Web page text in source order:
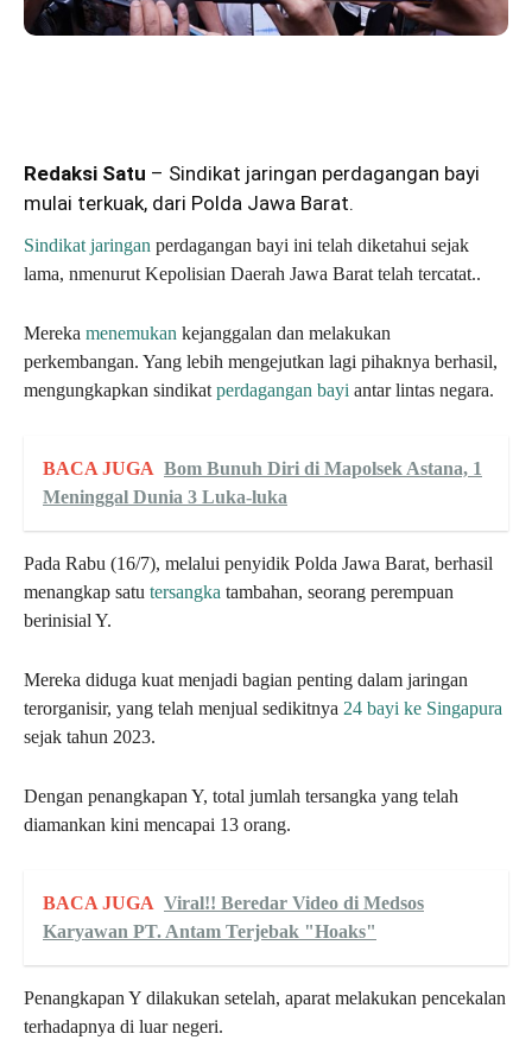
Redaksi Satu – Sindikat jaringan perdagangan bayi
mulai terkuak, dari Polda Jawa Barat.
Sindikat jaringan perdagangan bayi ini telah diketahui sejak
lama, nmenurut Kepolisian Daerah Jawa Barat telah tercatat..
Mereka menemukan kejanggalan dan melakukan
perkembangan. Yang lebih mengejutkan lagi pihaknya berhasil,
mengungkapkan sindikatperdagangan bayi antar lintas negara.
BACA JUGA Bom Bunuh Diri di Mapolsek Astana, 1
Meninggal Dunia 3 Luka-luka
Pada Rabu (16/7), melalui penyidik Polda Jawa Barat, berhasil
menangkap satu tersangka tambahan, seorang perempuan
berinisial Y.
Mereka diduga kuat menjadi bagian penting dalam jaringan
terorganisir, yang telah menjual sedikitnya 24 bayi ke Singapura
sejak tahun 2023.
Dengan penangkapan Y, total jumlah tersangka yang telah
diamankan kini mencapai 13 orang.
BACA JUGA Viral!! Beredar Video di Medsos
Karyawan PT. Antam Terjebak "Hoaks"
Penangkapan Y dilakukan setelah, aparat melakukan pencekalan
terhadapnya di luar negeri.